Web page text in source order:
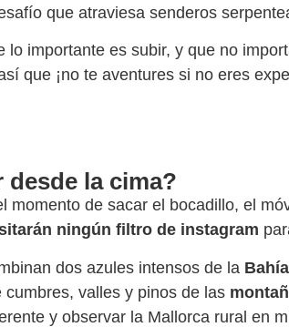
que atraviesa senderos
lo importante es subir, y que no
que ¡no te aventures si no eres
desde la cima?
momento de sacar el bocadillo, el
ningún filtro de instagram
dos azules intensos de la
cumbres, valles y pinos de las
y observar la Mallorca rural en